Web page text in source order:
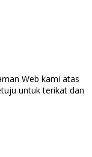
Web kami atas
untuk terikat dan